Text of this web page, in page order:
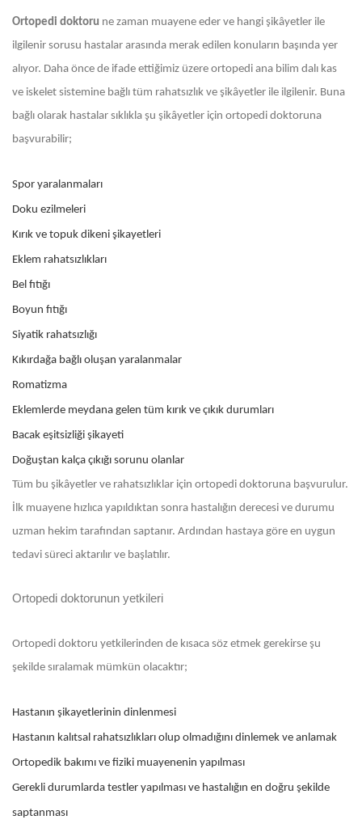
Ortopedi doktoru ne zaman muayene eder ve hangi şikâyetler ile
ilgilenir sorusu hastalar arasında merak edilen konuların başında yer
alıyor. Daha önce de ifade ettiğimiz üzere ortopedi ana bilim dalı kas
ve iskelet sistemine bağlı tüm rahatsızlık ve şikâyetler ile ilgilenir. Buna
bağlı olarak hastalar sıklıkla şu şikâyetler için ortopedi doktoruna
başvurabilir;
Spor yaralanmaları
Doku ezilmeleri
Kırık ve topuk dikeni şikayetleri
Eklem rahatsızlıkları
Bel fıtığı
Boyun fıtığı
Siyatik rahatsızlığı
Kıkırdağa bağlı oluşan yaralanmalar
Romatizma
Eklemlerde meydana gelen tüm kırık ve çıkık durumları
Bacak eşitsizliği şikayeti
Doğuştan kalça çıkığı sorunu olanlar
Tüm bu şikâyetler ve rahatsızlıklar için ortopedi doktoruna başvurulur.
İlk muayene hızlıca yapıldıktan sonra hastalığın derecesi ve durumu
uzman hekim tarafından saptanır. Ardından hastaya göre en uygun
tedavi süreci aktarılır ve başlatılır.
Ortopedi doktorunun yetkileri
Ortopedi doktoru yetkilerinden de kısaca söz etmek gerekirse şu
şekilde sıralamak mümkün olacaktır;
Hastanın şikayetlerinin dinlenmesi
Hastanın kalıtsal rahatsızlıkları olup olmadığını dinlemek ve anlamak
Ortopedik bakımı ve fiziki muayenenin yapılması
Gerekli durumlarda testler yapılması ve hastalığın en doğru şekilde
saptanması